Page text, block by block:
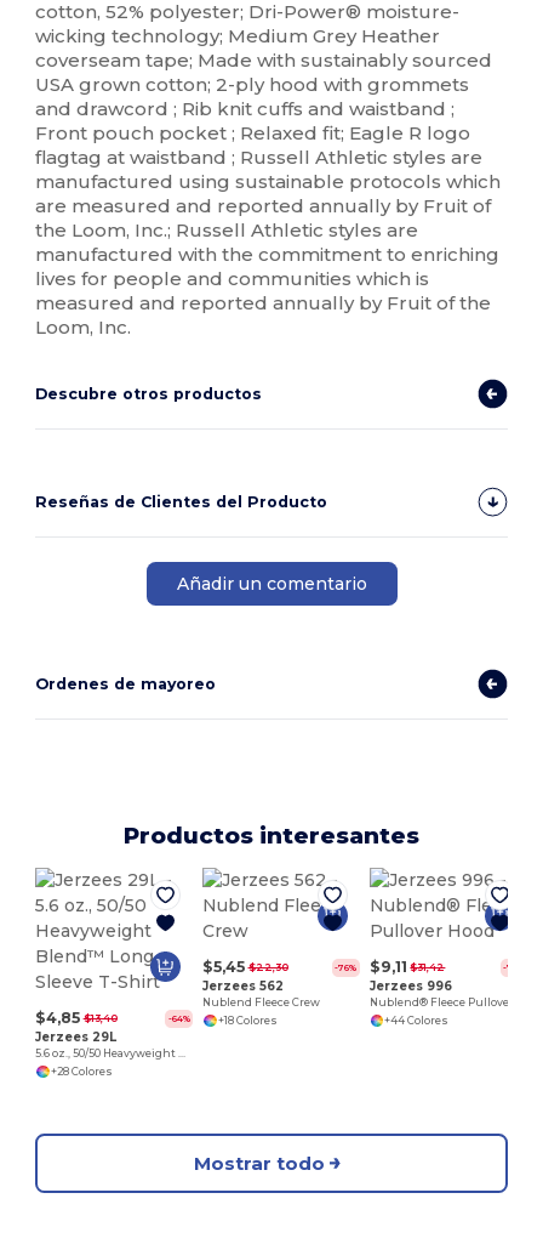
cotton, 52% polyester; Dri-Power® moisture-
wicking technology; Medium Grey Heather
coverseam tape; Made with sustainably sourced
USA grown cotton; 2-ply hood with grommets
and drawcord ; Rib knit cuffs and waistband ;
Front pouch pocket ; Relaxed fit; Eagle R logo
flagtag at waistband ; Russell Athletic styles are
manufactured using sustainable protocols which
are measured and reported annually by Fruit of
the Loom, Inc.; Russell Athletic styles are
manufactured with the commitment to enriching
lives for people and communities which is
measured and reported annually by Fruit of the
Loom, Inc.
Descubre otros productos
Reseñas de Clientes del Producto
Añadir un comentario
Ordenes de mayoreo
Productos interesantes
$4,85 $13,40 -64%
Jerzees 29L
5.6 oz., 50/50 Heavyweight Blend™ Long-Sleeve T-Shirt
+28 Colores
$5,45 $22,30 -76%
Jerzees 562
Nublend Fleece Crew
+18 Colores
$9,11 $31,42 -71%
Jerzees 996
+44 Colores
Mostrar todo